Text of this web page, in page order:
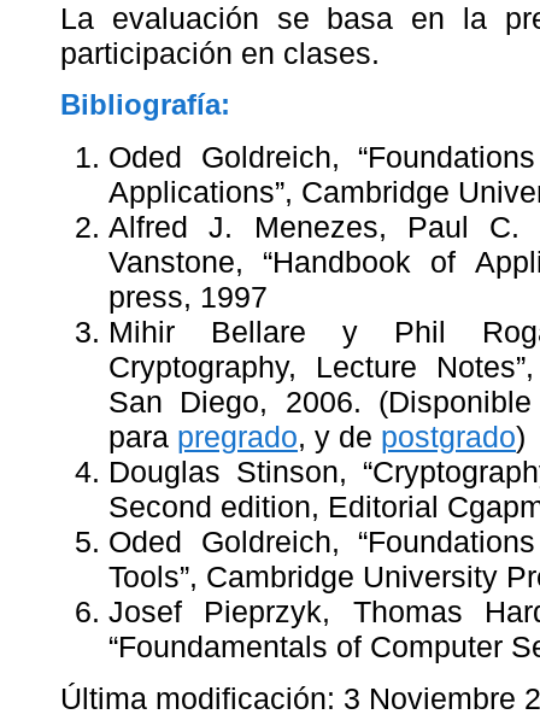
La evaluación se basa en la
participación en clases.
Bibliografía:
Oded Goldreich,
Applications”, Cambridge
Alfred J. Menezes, Paul C.
Vanstone, “Handbook of
press, 1997
Mihir Bellare y Phil
Cryptography, Lecture
San Diego, 2006.
para pregrado, y de postgrado)
Douglas Stinson,
Second edition, Editorial
Oded Goldreich,
Tools”, Cambridge University
Josef Pieprzyk, Thomas
“Foundamentals of Computer
Última modificación: 3 Noviembre